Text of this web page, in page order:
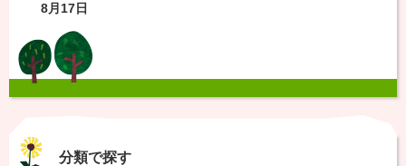
8月17日
分類で探す